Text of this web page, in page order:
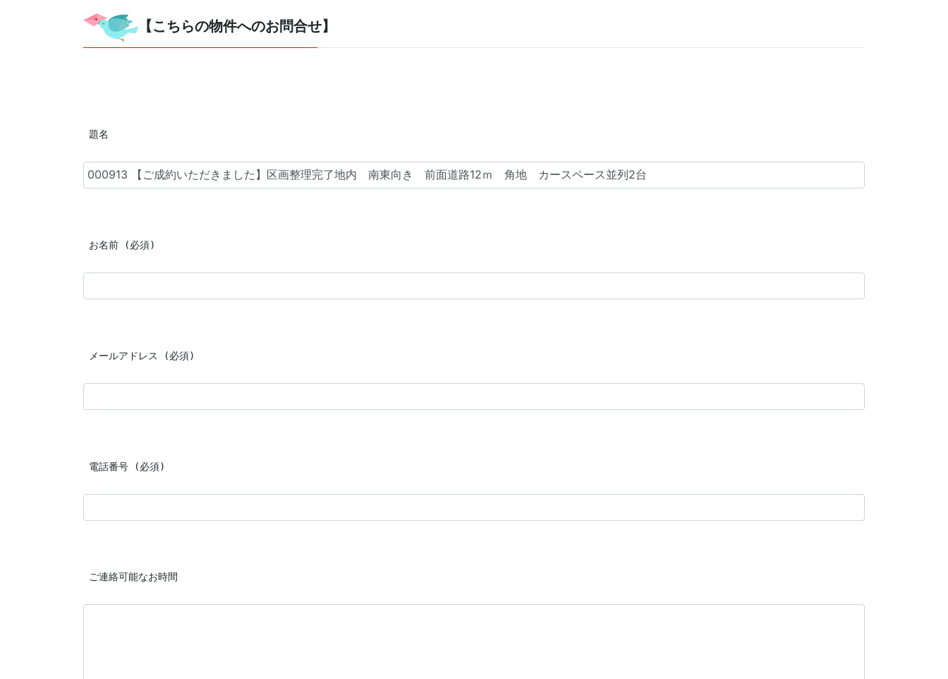
【こちらの物件へのお問合せ】
題名
お名前 (必須)
メールアドレス (必須)
電話番号 (必須)
ご連絡可能なお時間